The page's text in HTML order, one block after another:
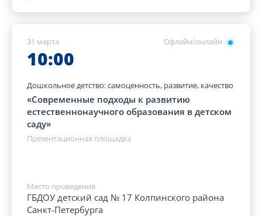
Офлайн/онлайн
31 марта
10:00
Дошкольное детство: самоценность, развитие, качество
«Современные подходы к развитию
естественнонаучного образования в детском
саду»
Презентационная площадка
Место проведения
ГБДОУ детский сад № 17 Колпинского района
Санкт-Петербурга